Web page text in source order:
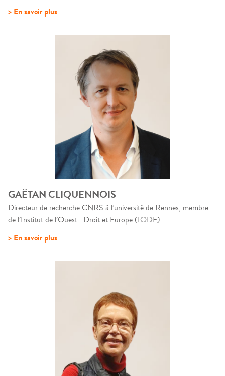
> En savoir plus
GAËTAN CLIQUENNOIS
Directeur de recherche CNRS à l’université de Rennes, membre
de l’Institut de l’Ouest : Droit et Europe (IODE).
> En savoir plus